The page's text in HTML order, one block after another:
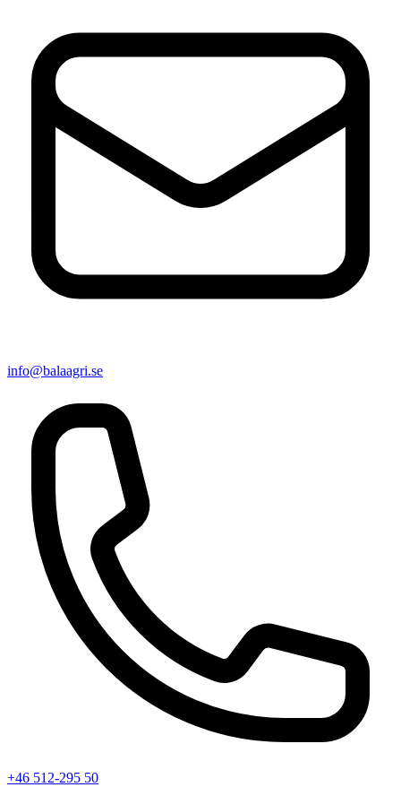
info@balaagri.se
+46 512-295 50